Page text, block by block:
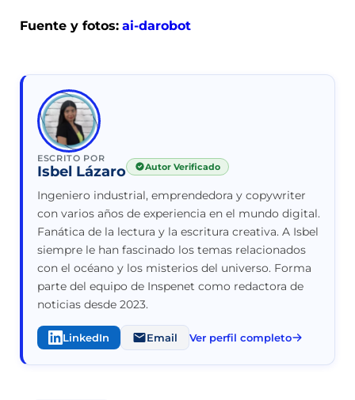
Fuente y fotos: ai-darobot
ESCRITO POR
Isbel Lázaro Autor Verificado
Ingeniero industrial, emprendedora y copywriter
con varios años de experiencia en el mundo digital.
Fanática de la lectura y la escritura creativa. A Isbel
siempre le han fascinado los temas relacionados
con el océano y los misterios del universo. Forma
parte del equipo de Inspenet como redactora de
noticias desde 2023.
LinkedIn Email Ver perfil completo